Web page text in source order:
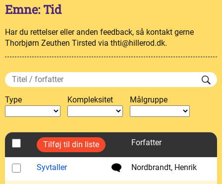
Emne: Tid
Har du rettelser eller anden feedback, så kontakt gerne
Thorbjørn Zeuthen Tirsted via thti@hillerod.dk.
Type Kompleksitet Målgruppe
Forfatter
Syvtaller Nordbrandt, Henrik